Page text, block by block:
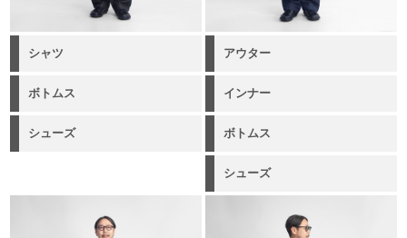
シャツ アウター
ボトムス インナー
シューズ ボトムス
シューズ